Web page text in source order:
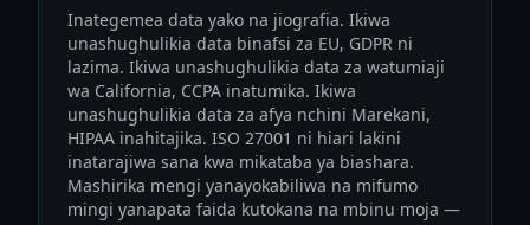
Inategemea data yako na jiografia. Ikiwa
unashughulikia data binafsi za EU, GDPR ni
lazima. Ikiwa unashughulikia data za watumiaji
wa California, CCPA inatumika. Ikiwa
unashughulikia data za afya nchini Marekani,
HIPAA inahitajika. ISO 27001 ni hiari lakini
inatarajiwa sana kwa mikataba ya biashara.
Mashirika mengi yanayokabiliwa na mifumo
mingi yanapata faida kutokana na mbinu moja —